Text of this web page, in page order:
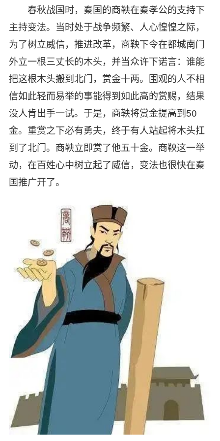
春秋战国时，秦国的商鞅在秦孝公的支持下
主持变法。当时处于战争频繁、人心惶惶之际，
为了树立威信，推进改革，商鞅下令在都城南门
外立一根三丈长的木头，并当众许下诺言：谁能
把这根木头搬到北门，赏金十两。围观的人不相
信如此轻而易举的事能得到如此高的赏赐，结果
没人肯出手一试。于是，商鞅将赏金提高到50
金。重赏之下必有勇夫，终于有人站起将木头扛
到了北门。商鞅立即赏了他五十金。商鞅这一举
动，在百姓心中树立起了威信，变法也很快在秦
国推广开了。